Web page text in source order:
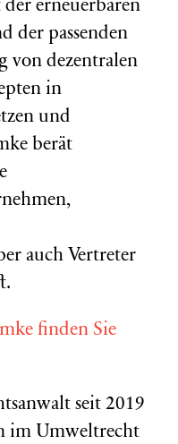
erneuerbaren
der passenden
von dezentralen
in
und
berät
auch Vertreter
finden Sie
seit 2019
im Umweltrecht